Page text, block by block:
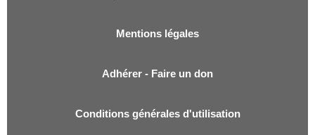
Mentions légales
Adhérer - Faire un don
Conditions générales d'utilisation